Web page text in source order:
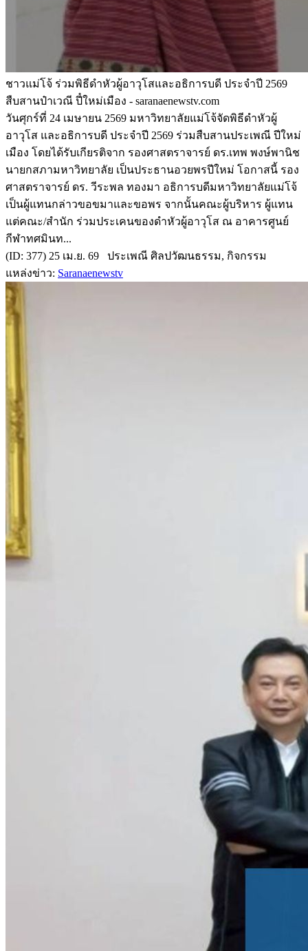
ชาวแม่โจ้ ร่วมพิธีดำหัวผู้อาวุโสและอธิการบดี ประจำปี 2569
สืบสานป๋าเวณี ปี๋ใหม่เมือง - saranaenewstv.com
วันศุกร์ที่ 24 เมษายน 2569 มหาวิทยาลัยแม่โจ้จัดพิธีดำหัวผู้
อาวุโส และอธิการบดี ประจำปี 2569 ร่วมสืบสานประเพณี ปีใหม่
เมือง โดยได้รับเกียรติจาก รองศาสตราจารย์ ดร.เทพ พงษ์พานิช
นายกสภามหาวิทยาลัย เป็นประธานอวยพรปีใหม่ โอกาสนี้ รอง
ศาสตราจารย์ ดร. วีระพล ทองมา อธิการบดีมหาวิทยาลัยแม่โจ้
เป็นผู้แทนกล่าวขอขมาและขอพร จากนั้นคณะผู้บริหาร ผู้แทน
แต่คณะ/สำนัก ร่วมประเคนของดำหัวผู้อาวุโส ณ อาคารศูนย์
กีฬาทศมินท...
(ID: 377) 25 เม.ย. 69 ประเพณี ศิลปวัฒนธรรม, กิจกรรม
แหล่งข่าว: Saranaenewstv